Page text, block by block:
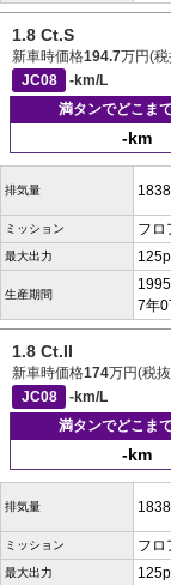
1.8 Ct.S
新車時価格194.7万円(
JC08
-km/L
満タンでどこま
-km
排気量
ミッション フロ
最大出力
生産期間
7年
1.8 Ct.II
新車時価格174万円(税
JC08
-km/L
満タンでどこま
-km
排気量
ミッション フロ
最大出力